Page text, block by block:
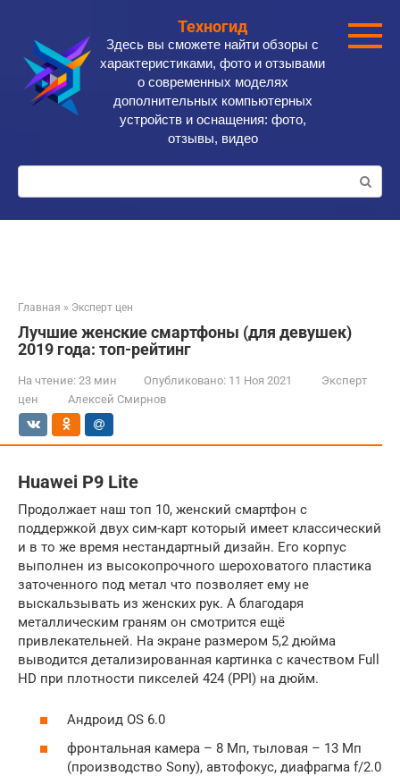
контенту
Техногид
Здесь вы сможете найти обзоры с
характеристиками, фото и отзывами
о современных моделях
дополнительных компьютерных
устройств и оснащения: фото,
отзывы, видео
Поиск:
Главная » Эксперт цен
Лучшие женские смартфоны (для девушек)
2019 года: топ-рейтинг
На чтение: 23 мин Опубликовано: 11 Ноя 2021
Эксперт
цен
Алексей Смирнов
Huawei P9 Lite
Продолжает наш топ 10, женский смартфон с
поддержкой двух сим-карт который имеет классический
и в то же время нестандартный дизайн. Его корпус
выполнен из высокопрочного шероховатого пластика
заточенного под метал что позволяет ему не
выскальзывать из женских рук. А благодаря
металлическим граням он смотрится ещё
привлекательней. На экране размером 5,2 дюйма
выводится детализированная картинка с качеством Full
HD при плотности пикселей 424 (PPI) на дюйм.
Андроид OS 6.0
фронтальная камера – 8 Мп, тыловая – 13 Мп
(производство Sony), автофокус, диафрагма f/2.0